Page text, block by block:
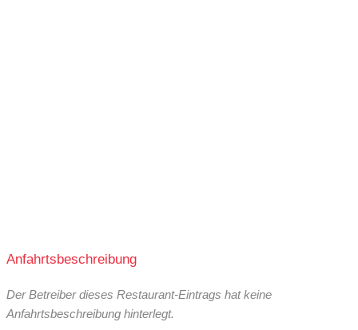
Anfahrtsbeschreibung
Der Betreiber dieses Restaurant-Eintrags hat keine
Anfahrtsbeschreibung hinterlegt.